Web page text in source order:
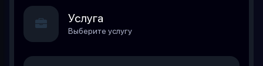
Услуга
Выберите услугу